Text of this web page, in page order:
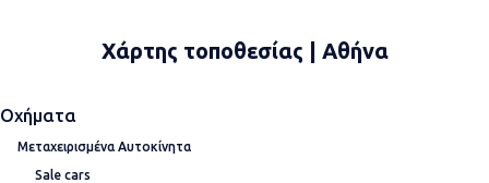
Χάρτης τοποθεσίας | Αθήνα
Οχήματα
Μεταχειρισμένα Αυτοκίνητα
Sale cars